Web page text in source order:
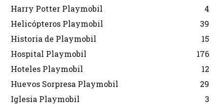
Harry Potter Playmobil
4
Helicópteros Playmobil
39
Historia de Playmobil
15
Hospital Playmobil
176
Hoteles Playmobil
12
Huevos Sorpresa Playmobil
29
Iglesia Playmobil
3